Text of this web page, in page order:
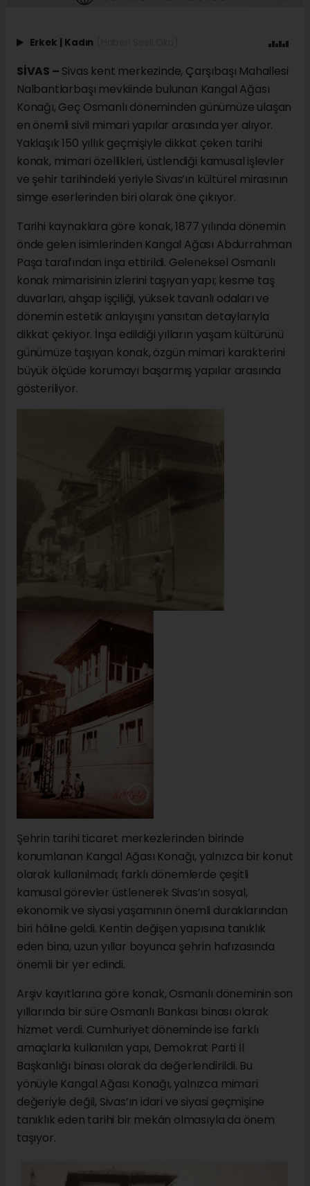
Erkek Kadın
SİVAS – Sivas kent merkezinde, Çarşıbaşı Mahallesi
Nalbantlarbaşı mevkiinde bulunan Kangal Ağası
Konağı, Geç Osmanlı döneminden günümüze ulaşan
en önemli sivil mimari yapılar arasında yer alıyor.
Yaklaşık 150 yıllık geçmişiyle dikkat çeken tarihi
konak, mimari özellikleri, üstlendiği kamusal işlevler
ve şehir tarihindeki yeriyle Sivas’ın kültürel mirasının
simge eserlerinden biri olarak öne çıkıyor.
Tarihi kaynaklara göre konak, 1877 yılında dönemin
önde gelen isimlerinden Kangal Ağası Abdurrahman
Paşa tarafından inşa ettirildi. Geleneksel Osmanlı
konak mimarisinin izlerini taşıyan yapı; kesme taş
duvarları, ahşap işçiliği, yüksek tavanlı odaları ve
dönemin estetik anlayışını yansıtan detaylarıyla
dikkat çekiyor. İnşa edildiği yılların yaşam kültürünü
günümüze taşıyan konak, özgün mimari karakterini
büyük ölçüde korumayı başarmış yapılar arasında
gösteriliyor.
Şehrin tarihi ticaret merkezlerinden birinde
konumlanan Kangal Ağası Konağı, yalnızca bir konut
olarak kullanılmadı; farklı dönemlerde çeşitli
kamusal görevler üstlenerek Sivas’ın sosyal,
ekonomik ve siyasi yaşamının önemli duraklarından
biri hâline geldi. Kentin değişen yapısına tanıklık
eden bina, uzun yıllar boyunca şehrin hafızasında
önemli bir yer edindi.
Arşiv kayıtlarına göre konak, Osmanlı döneminin son
yıllarında bir süre Osmanlı Bankası binası olarak
hizmet verdi. Cumhuriyet döneminde ise farklı
amaçlarla kullanılan yapı, Demokrat Parti İl
Başkanlığı binası olarak da değerlendirildi. Bu
yönüyle Kangal Ağası Konağı, yalnızca mimari
değeriyle değil, Sivas’ın idari ve siyasi geçmişine
tanıklık eden tarihi bir mekân olmasıyla da önem
taşıyor.